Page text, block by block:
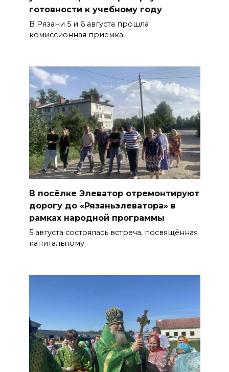
готовности к учебному году
В Рязани 5 и 6 августа прошла
комиссионная приёмка
В посёлке Элеватор отремонтируют
дорогу до «Рязаньэлеватора» в
рамках народной программы
5 августа состоялась встреча, посвящённая
капитальному